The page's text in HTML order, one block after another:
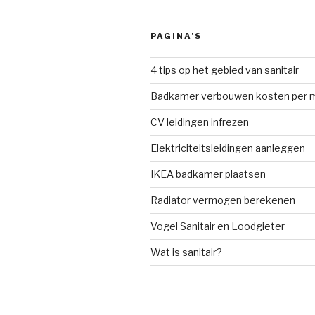
PAGINA’S
4 tips op het gebied van sanitair
Badkamer verbouwen kosten per
CV leidingen infrezen
Elektriciteitsleidingen aanleggen
IKEA badkamer plaatsen
Radiator vermogen berekenen
Vogel Sanitair en Loodgieter
Wat is sanitair?